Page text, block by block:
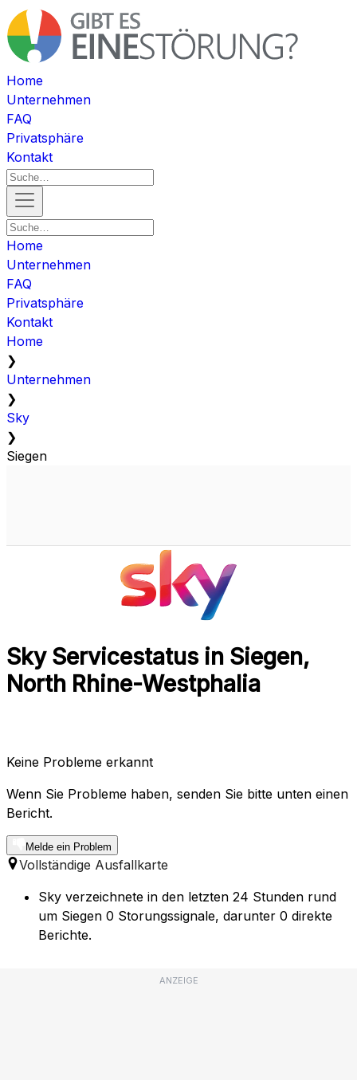
Home
Unternehmen
FAQ
Privatsphäre
Kontakt
Home
Unternehmen
FAQ
Privatsphäre
Kontakt
Home
❯
Unternehmen
❯
Sky
❯
Siegen
Sky Servicestatus in Siegen,
North Rhine-Westphalia
Keine Probleme erkannt
Wenn Sie Probleme haben, senden Sie bitte unten einen
Bericht.
Melde ein Problem
Vollständige Ausfallkarte
Sky verzeichnete in den letzten 24 Stunden rund
um Siegen 0 Storungssignale, darunter 0 direkte
Berichte.
ANZEIGE